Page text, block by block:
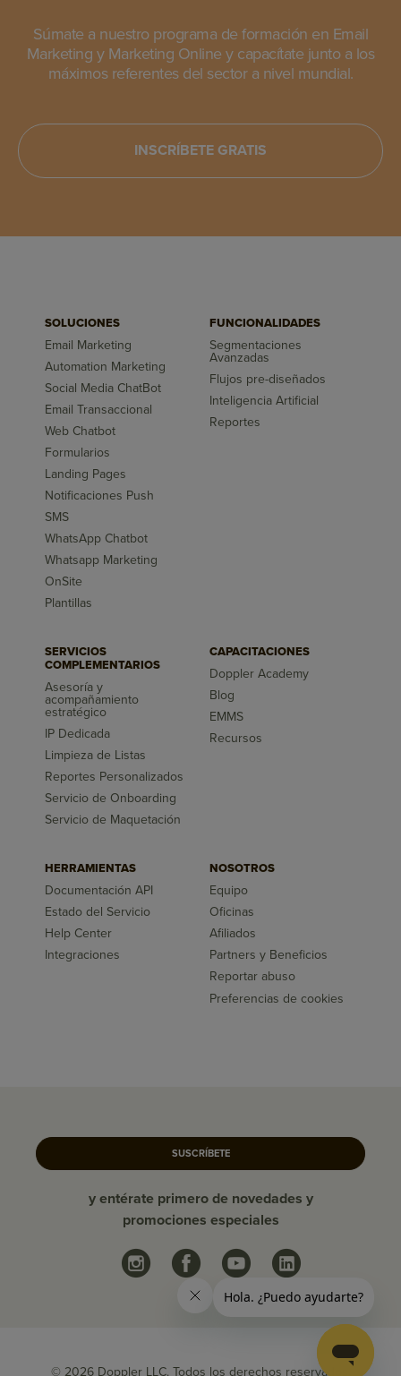
Súmate a nuestro programa de formación en Email
Marketing y Marketing Online y capacítate junto a los
máximos referentes del sector a nivel mundial.
INSCRÍBETE GRATIS
SOLUCIONES
Email Marketing
Automation Marketing
Social Media ChatBot
Email Transaccional
Web Chatbot
Formularios
Landing Pages
Notificaciones Push
SMS
WhatsApp Chatbot
Whatsapp Marketing
OnSite
Plantillas
FUNCIONALIDADES
Segmentaciones
Avanzadas
Flujos pre-diseñados
Inteligencia Artificial
Reportes
SERVICIOS
COMPLEMENTARIOS
Asesoría y
acompañamiento
estratégico
IP Dedicada
Limpieza de Listas
Reportes Personalizados
Servicio de Onboarding
Servicio de Maquetación
CAPACITACIONES
Doppler Academy
Blog
EMMS
Recursos
HERRAMIENTAS
Documentación API
Estado del Servicio
Help Center
Integraciones
NOSOTROS
Equipo
Oficinas
Afiliados
Partners y Beneficios
Reportar abuso
Preferencias de cookies
SUSCRÍBETE
y entérate primero de novedades y
promociones especiales
© 2026 Doppler LLC. Todos los derechos reservados.